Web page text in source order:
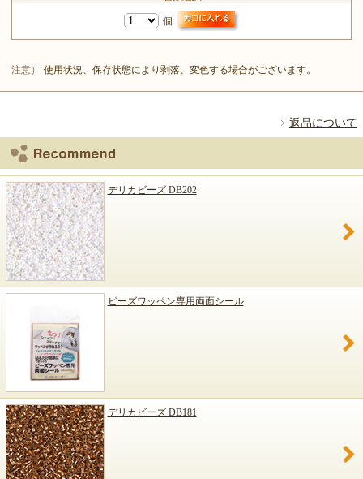
個
注意） 使用状況、保存状態により剥落、変色する場合がございます。
返品について
デリカビーズ DB202
ビーズワッペン専用両面シール
デリカビーズ DB181